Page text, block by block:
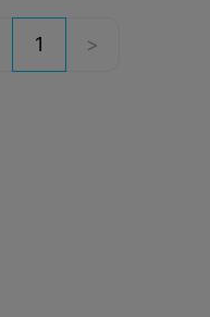
1